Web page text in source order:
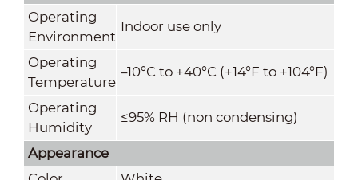
Operating
Environment
Indoor use only
Operating
Temperature
–10°C to +40°C (+14°F to +104°F)
Operating
Humidity
≤95% RH (non condensing)
Appearance